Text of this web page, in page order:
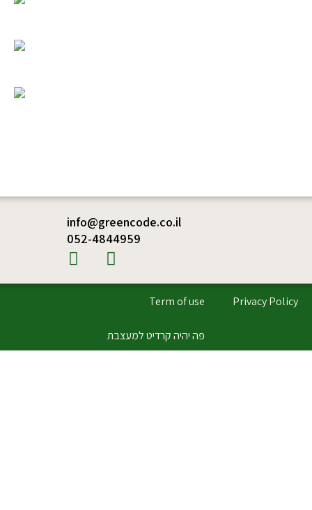
info@greencode.co.il
052-4844959
Privacy Policy
Term of use
פה יהיה קרדיט למעצבת